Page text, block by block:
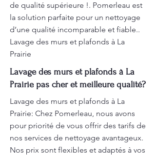
de qualité supérieure !. Pomerleau est
la solution parfaite pour un nettoyage
d’une qualité incomparable et fiable..
Lavage des murs et plafonds à La
Prairie
Lavage des murs et plafonds à La
Prairie pas cher et meilleure qualité?
Lavage des murs et plafonds à La
Prairie: Chez Pomerleau, nous avons
pour priorité de vous offrir des tarifs de
nos services de nettoyage avantageux.
Nos prix sont flexibles et adaptés à vos